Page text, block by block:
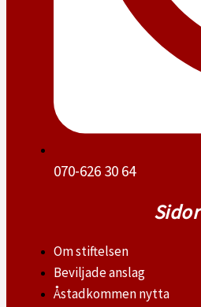
070-626 30 64
Sidor
Om stiftelsen
Beviljade anslag
Åstadkommen nytta